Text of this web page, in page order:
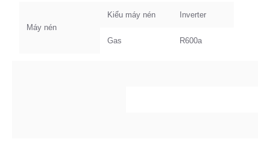
Máy nén
Kiểu máy nén Inverter
Gas R600a